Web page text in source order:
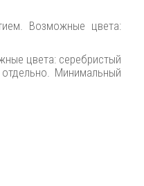
Возможные цвета:
цвета: серебристый
Минимальный